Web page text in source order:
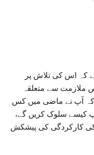
ہے کہ اس کی تلاش پر
ملازمت سے متعلقہ
کہ آپ نے ماضی میں کس
کیسے سلوک کریں گے،
کارکردگی کی پیشکش